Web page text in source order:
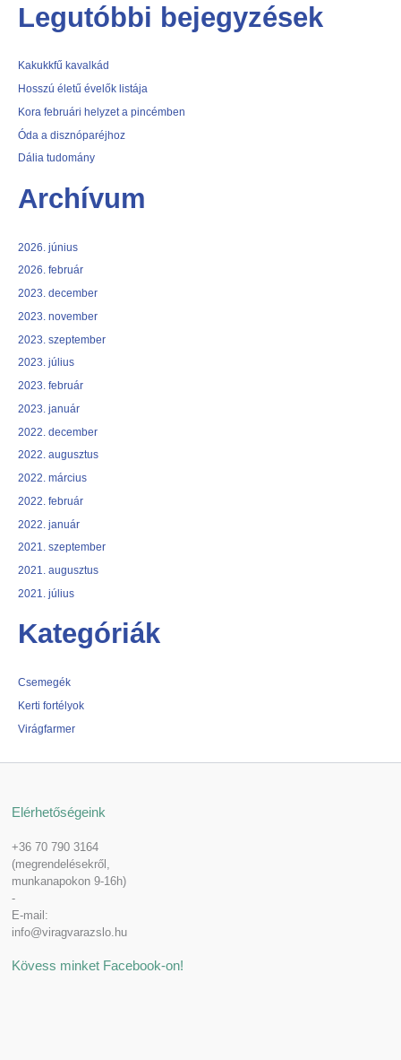
Legutóbbi bejegyzések
Kakukkfű kavalkád
Hosszú életű évelők listája
Kora februári helyzet a pincémben
Óda a disznóparéjhoz
Dália tudomány
Archívum
2026. június
2026. február
2023. december
2023. november
2023. szeptember
2023. július
2023. február
2023. január
2022. december
2022. augusztus
2022. március
2022. február
2022. január
2021. szeptember
2021. augusztus
2021. július
Kategóriák
Csemegék
Kerti fortélyok
Virágfarmer
Elérhetőségeink
+36 70 790 3164
(megrendelésekről,
munkanapokon 9-16h)
-
E-mail:
info@viragvarazslo.hu
Kövess minket Facebook-on!